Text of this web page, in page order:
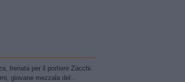
frenata per il portiere Zacchi.
giovane mezzala del